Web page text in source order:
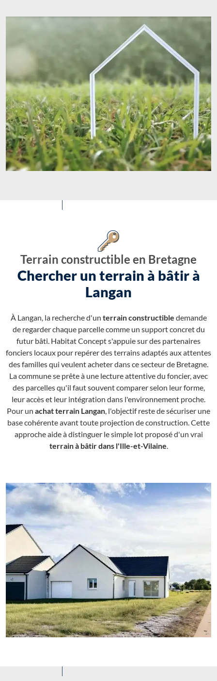
Terrain constructible en Bretagne
Chercher un terrain à bâtir à
Langan
À Langan, la recherche d'un terrain constructible demande
de regarder chaque parcelle comme un support concret du
futur bâti. Habitat Concept s'appuie sur des partenaires
fonciers locaux pour repérer des terrains adaptés aux attentes
des familles qui veulent acheter dans ce secteur de Bretagne.
La commune se prête à une lecture attentive du foncier, avec
des parcelles qu'il faut souvent comparer selon leur forme,
leur accès et leur intégration dans l'environnement proche.
Pour un achat terrain Langan, l'objectif reste de sécuriser une
base cohérente avant toute projection de construction. Cette
approche aide à distinguer le simple lot proposé d'un vrai
terrain à bâtir dans l'Ille-et-Vilaine.